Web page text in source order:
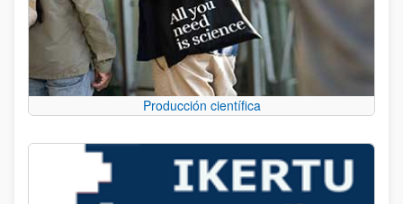
Producción científica